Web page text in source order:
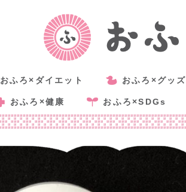
おふろ×ダイエット おふろ×グッズ
おふろ×健康 おふろ×SDGs